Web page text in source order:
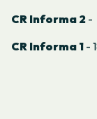
CR Informa 2 -
CR Informa 1 -